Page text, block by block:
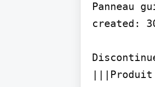
Panneau
created:
|||Produit